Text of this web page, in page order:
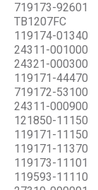
719173-92601
TB1207FC
119174-01340
24311-001000
24321-000300
119171-44470
719172-53100
24311-000900
121850-11150
119171-11150
119171-11370
119173-11101
119593-11110